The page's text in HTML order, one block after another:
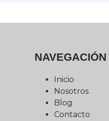
NAVEGACIÓN
Inicio
Nosotros
Blog
Contacto